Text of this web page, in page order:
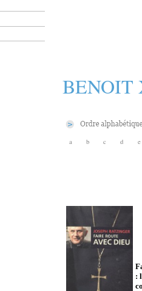
BENOIT
a b c d e
: